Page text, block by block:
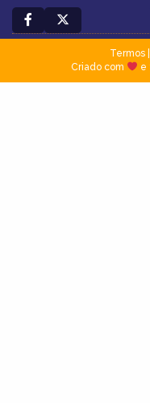
Termos|
Criado com
e